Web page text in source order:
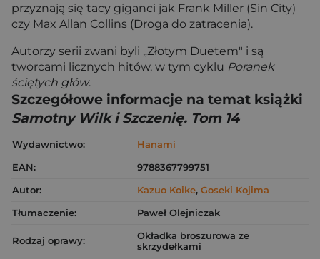
przyznają się tacy giganci jak Frank Miller (Sin City)
czy Max Allan Collins (Droga do zatracenia).
Autorzy serii zwani byli „Złotym Duetem" i są
tworcami licznych hitów, w tym cyklu Poranek
ściętych głów.
Szczegółowe informacje na temat książki
Samotny Wilk i Szczenię. Tom 14
Wydawnictwo:
Hanami
EAN:
9788367799751
Autor:
Kazuo Koike, Goseki Kojima
Tłumaczenie:
Paweł Olejniczak
Rodzaj oprawy:
Okładka broszurowa ze
skrzydełkami